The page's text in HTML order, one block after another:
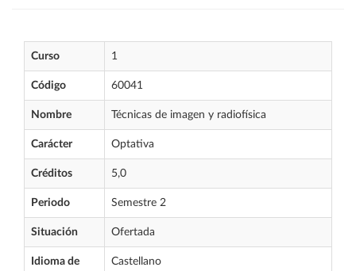
Curso 1
Código 60041
Nombre Técnicas de imagen y radiofísica
Carácter Optativa
Créditos 5,0
Periodo Semestre 2
Situación Ofertada
Idioma de
Castellano